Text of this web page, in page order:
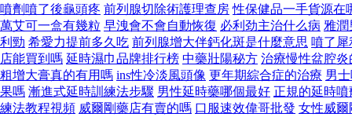
噴劑噴了後龜頭疼 前列腺切除術護理查房 性保健品一手貨源在
萬艾可一盒有幾粒 早洩會不會自動恢復 必利劲主治什么病 雅潤
利勁 希愛力提前多久吃 前列腺增大伴鈣化斑是什麼意思 噴了
店能買到嗎 延時濕巾品牌排行榜 中藥壯陽秘方 治療慢性盆腔炎
粗增大膏真的有用嗎 ins性冷淡風頭像 更年期綜合症的治療 男
果嗎 漸進式延時訓練法步驟 男性延時藥哪個最好 正規的延時
練法教程視頻 威爾剛藥店有賣的嗎 口服速效偉哥批發 女性威爾